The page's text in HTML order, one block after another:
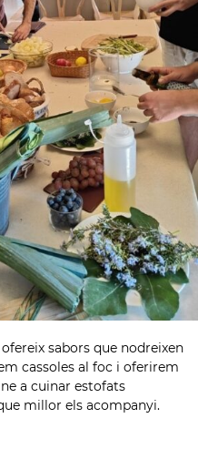
sabors que nodreixen
cassoles al foc i oferirem
a cuinar estofats
millor els acompanyi.